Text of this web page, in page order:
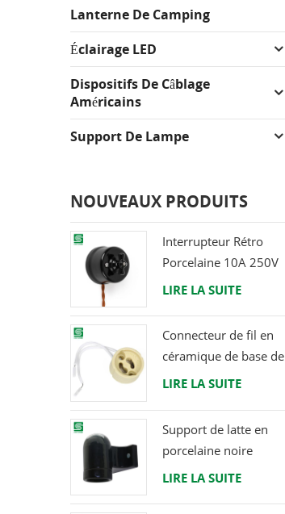
Lanterne De Camping
Éclairage LED
Dispositifs De Câblage
Américains
Support De Lampe
NOUVEAUX PRODUITS
Interrupteur Rétro
Porcelaine 10A 250V
LIRE LA SUITE
Connecteur de fil en
céramique de base de
support de lampe
LED
LIRE LA SUITE
Support de latte en
porcelaine noire
raccord Edison E27
LIRE LA SUITE